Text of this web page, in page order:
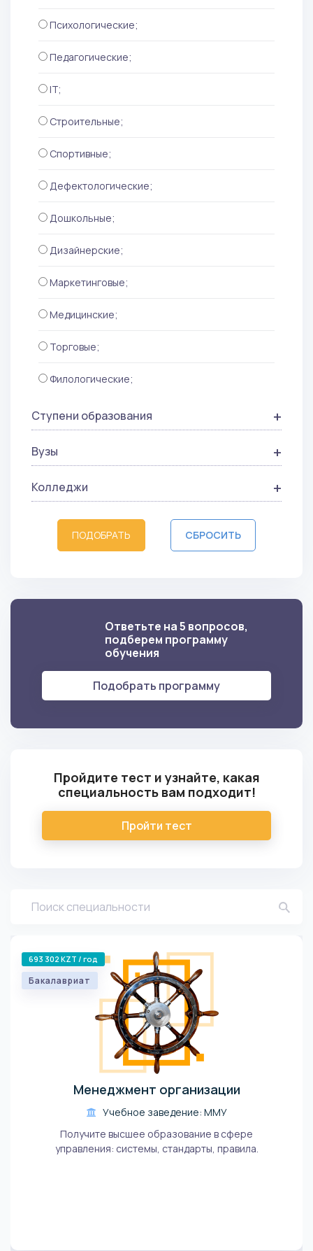
Психологические;
Педагогические;
IT;
Строительные;
Спортивные;
Дефектологические;
Дошкольные;
Дизайнерские;
Маркетинговые;
Медицинские;
Торговые;
Филологические;
Ступени образования
Вузы
Колледжи
ПОДОБРАТЬ СБРОСИТЬ
Ответьте на 5 вопросов,
подберем программу
обучения
Подобрать программу
Пройдите тест и узнайте, какая
специальность вам подходит!
Пройти тест
693 302 KZT / год
Бакалавриат
Менеджмент организации
Учебное заведение: ММУ
Получите высшее образование в сфере
управления: системы, стандарты, правила.